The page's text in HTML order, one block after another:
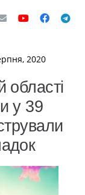
2020
області
у 39